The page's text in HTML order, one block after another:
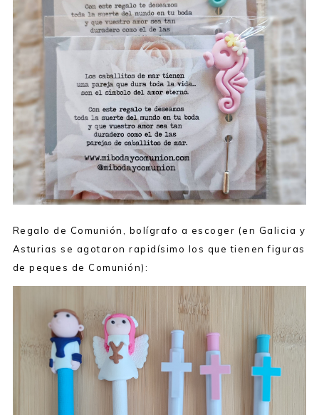
Regalo de Comunión, bolígrafo a escoger (en Galicia y
Asturias se agotaron rapidísimo los que tienen figuras
de peques de Comunión):